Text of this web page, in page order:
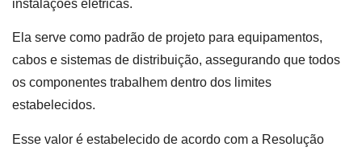
instalações elétricas.
Ela serve como padrão de projeto para equipamentos,
cabos e sistemas de distribuição, assegurando que todos
os componentes trabalhem dentro dos limites
estabelecidos.
Esse valor é estabelecido de acordo com a Resolução